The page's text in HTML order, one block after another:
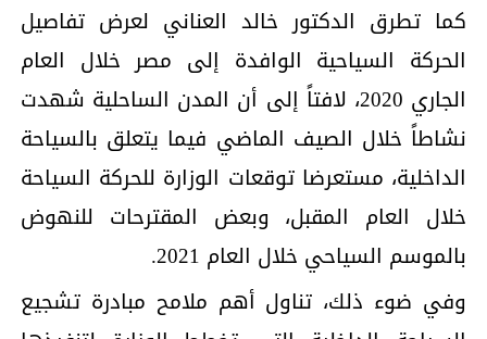
كما تطرق الدكتور خالد العناني لعرض تفاصيل
الحركة السياحية الوافدة إلى مصر خلال العام
الجاري 2020، لافتاً إلى أن المدن الساحلية شهدت
نشاطاً خلال الصيف الماضي فيما يتعلق بالسياحة
الداخلية، مستعرضا توقعات الوزارة للحركة السياحة
خلال العام المقبل، وبعض المقترحات للنهوض
بالموسم السياحي خلال العام 2021.
وفي ضوء ذلك، تناول أهم ملامح مبادرة تشجيع